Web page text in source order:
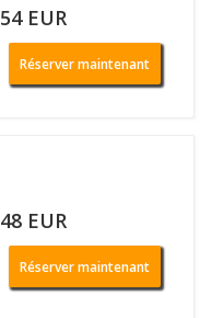
EUR
Réserver maintenant
EUR
Réserver maintenant